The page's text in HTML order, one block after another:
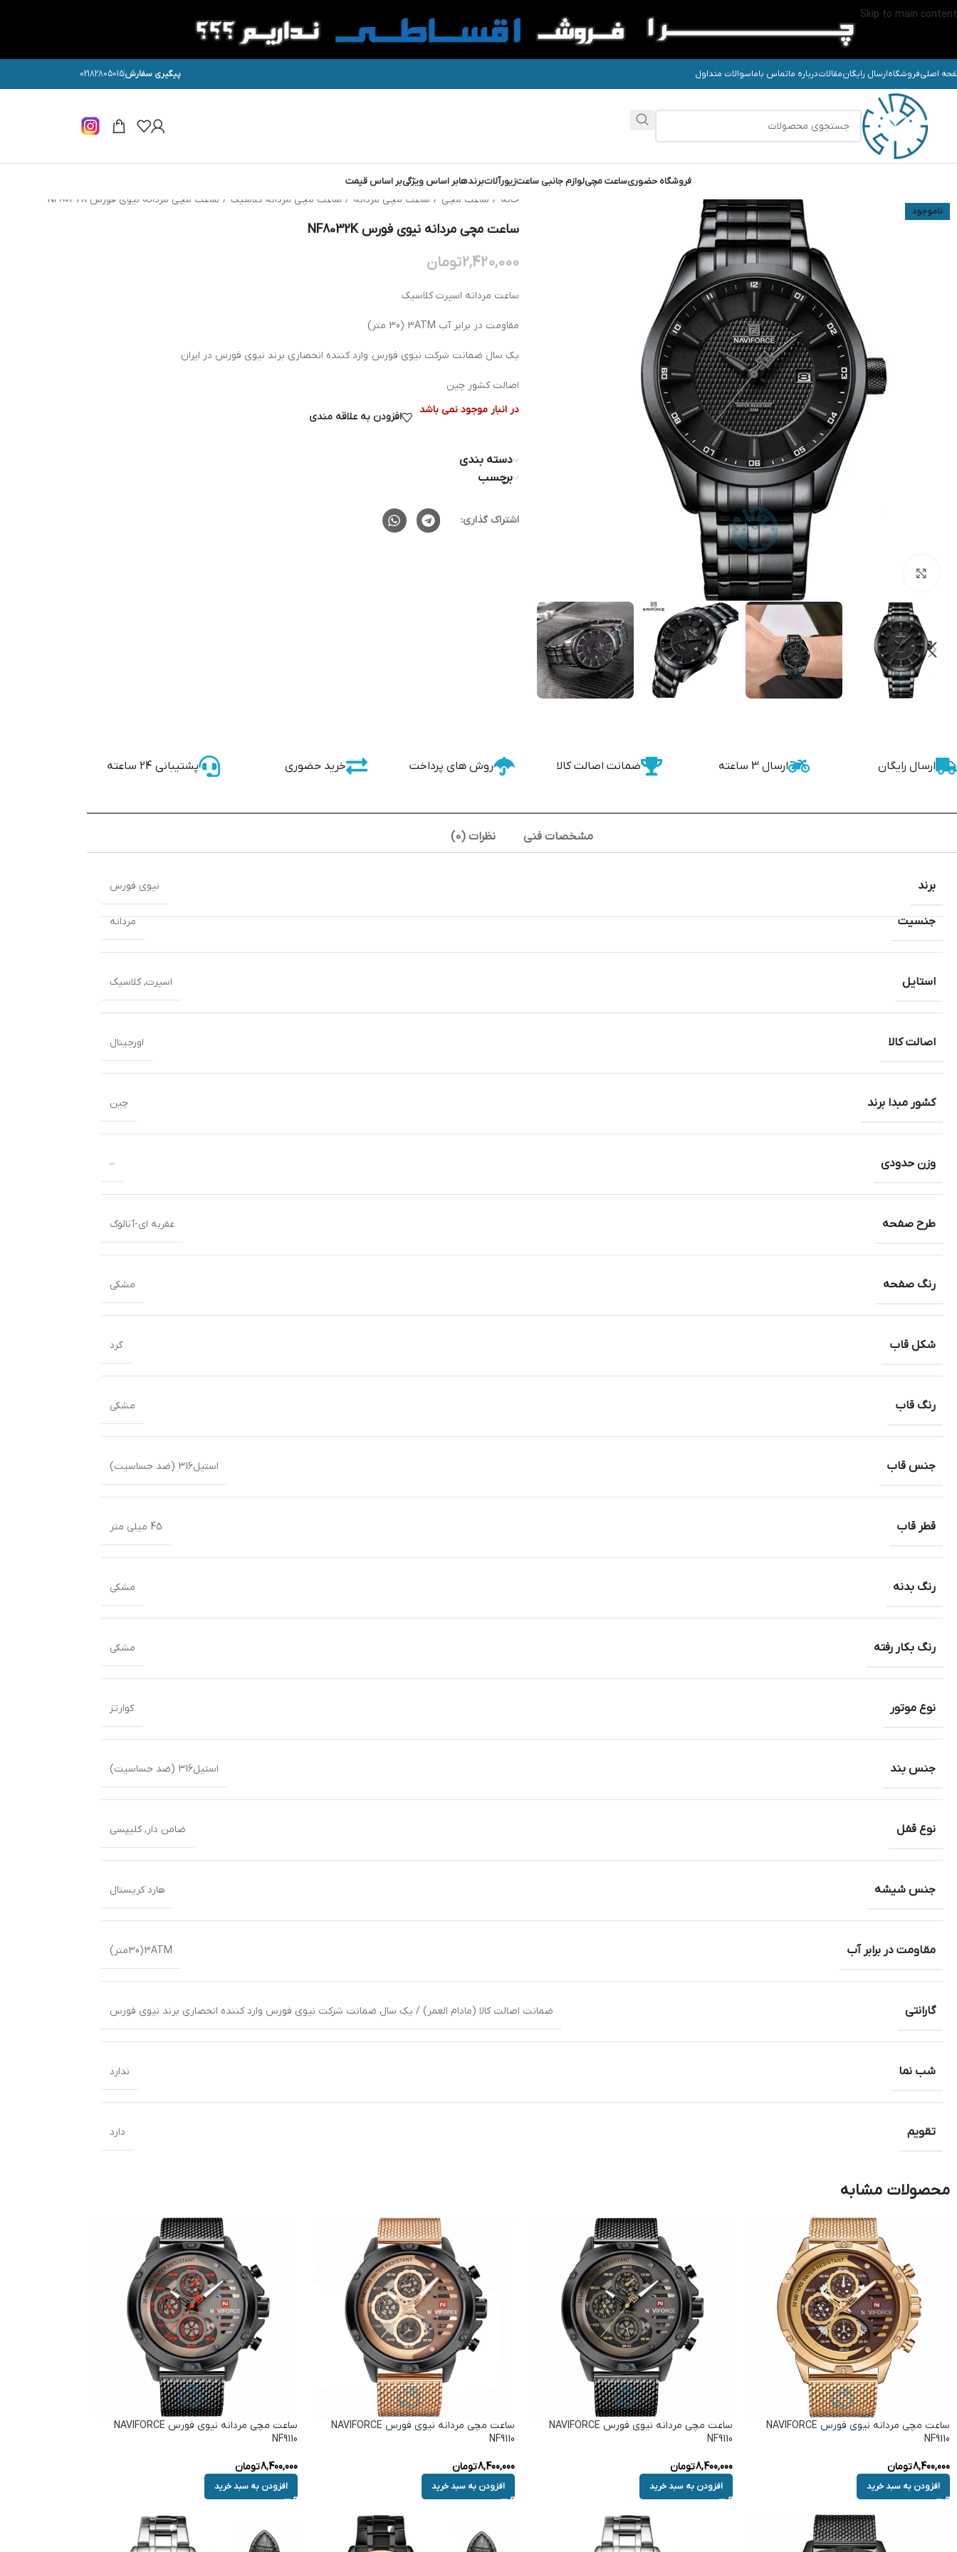
Skip to main content
اصلیفروشگاهارسال رایگانمقالاتدرباره ماتماس باماسوالات متداول پیگیری سفارش02182805015
فروشگاه حضوریساعت مچیلوازم جانبی ساعتزیورآلاتبرندهابر اساس ویژگیبر اساس قیمت
ناموجود
خانه / ساعت مچی / ساعت مچی مردانه / ساعت مچی مردانه کلاسیک / ساعت مچی مردانه نیوی فورس NF8032K
ساعت مچی مردانه نیوی فورس NF8032K
2,420,000تومان
ساعت مردانه اسپرت کلاسیک
مقاومت در برابر آب 3ATM (30 متر)
یک سال ضمانت شرکت نیوی فورس وارد کننده انحصاری برند نیوی فورس در ایران
اصالت کشور چین
در انبار موجود نمی باشد
افزودن به علاقه مندی
دسته بندی
برچسب
اشتراک گذاری:
ارسال رایگان ارسال 3 ساعته ضمانت اصالت کالا روش های پرداخت خرید حضوری پشتیبانی 24 ساعته
مشخصات فنی نظرات (0)
جنسیت مردانه
استایل اسپرت,کلاسیک
اصالت کالا اورجینال
کشور مبدا برند چین
وزن حدودی –
طرح صفحه عقربه ای-آنالوگ
رنگ صفحه مشکی
شکل قاب گرد
رنگ قاب مشکی
جنس قاب استیل316 (ضد حساسیت)
قطر قاب 45 میلی متر
رنگ بدنه مشکی
رنگ بکار رفته مشکی
نوع موتور کوارتز
جنس بند استیل316 (ضد حساسیت)
نوع قفل ضامن دار ,کلیپسی
جنس شیشه هارد کریستال
مقاومت در برابر آب 3ATM(30متر)
گارانتی ضمانت اصالت کالا (مادام العمر) / یک سال ضمانت شرکت نیوی فورس وارد کننده انحصاری برند نیوی فورس
شب نما ندارد
تقویم دارد
برند نیوی فورس
محصولات مشابه
ساعت مچی مردانه نیوی فورس NAVIFORCE
NF9110
8,400,000تومان
افزودن به سبد خرید
ساعت مچی مردانه نیوی فورس NAVIFORCE
NF9110
8,400,000تومان
افزودن به سبد خرید
ساعت مچی مردانه نیوی فورس NAVIFORCE
NF9110
8,400,000تومان
افزودن به سبد خرید
ساعت مچی مردانه نیوی فورس NAVIFORCE
NF9110
8,400,000تومان
افزودن به سبد خرید